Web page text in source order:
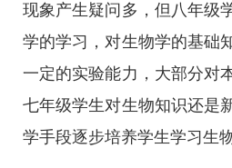
现象产生疑问多，但八年级
学的学习，对生物学的基础
一定的实验能力，大部分对
七年级学生对生物知识还是
学手段逐步培养学生学习生